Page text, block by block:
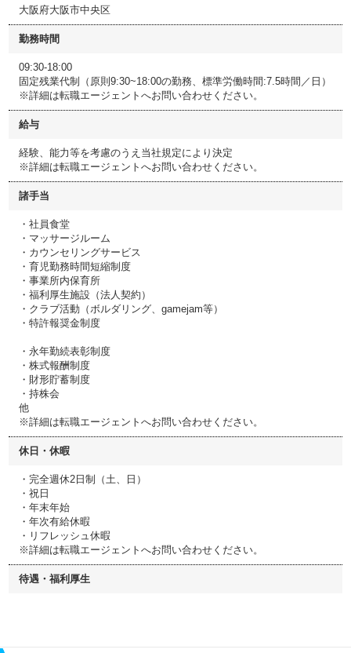
大阪府大阪市中央区
勤務時間
09:30-18:00
固定残業代制（原則9:30~18:00の勤務、標準労働時間:7.5時間／日）
※詳細は転職エージェントへお問い合わせください。
給与
経験、能力等を考慮のうえ当社規定により決定
※詳細は転職エージェントへお問い合わせください。
諸手当
・社員食堂
・マッサージルーム
・カウンセリングサービス
・育児勤務時間短縮制度
・事業所内保育所
・福利厚生施設（法人契約）
・クラブ活動（ボルダリング、gamejam等）
・特許報奨金制度
・永年勤続表彰制度
・株式報酬制度
・財形貯蓄制度
・持株会
他
※詳細は転職エージェントへお問い合わせください。
休日・休暇
・完全週休2日制（土、日）
・祝日
・年末年始
・年次有給休暇
・リフレッシュ休暇
※詳細は転職エージェントへお問い合わせください。
待遇・福利厚生